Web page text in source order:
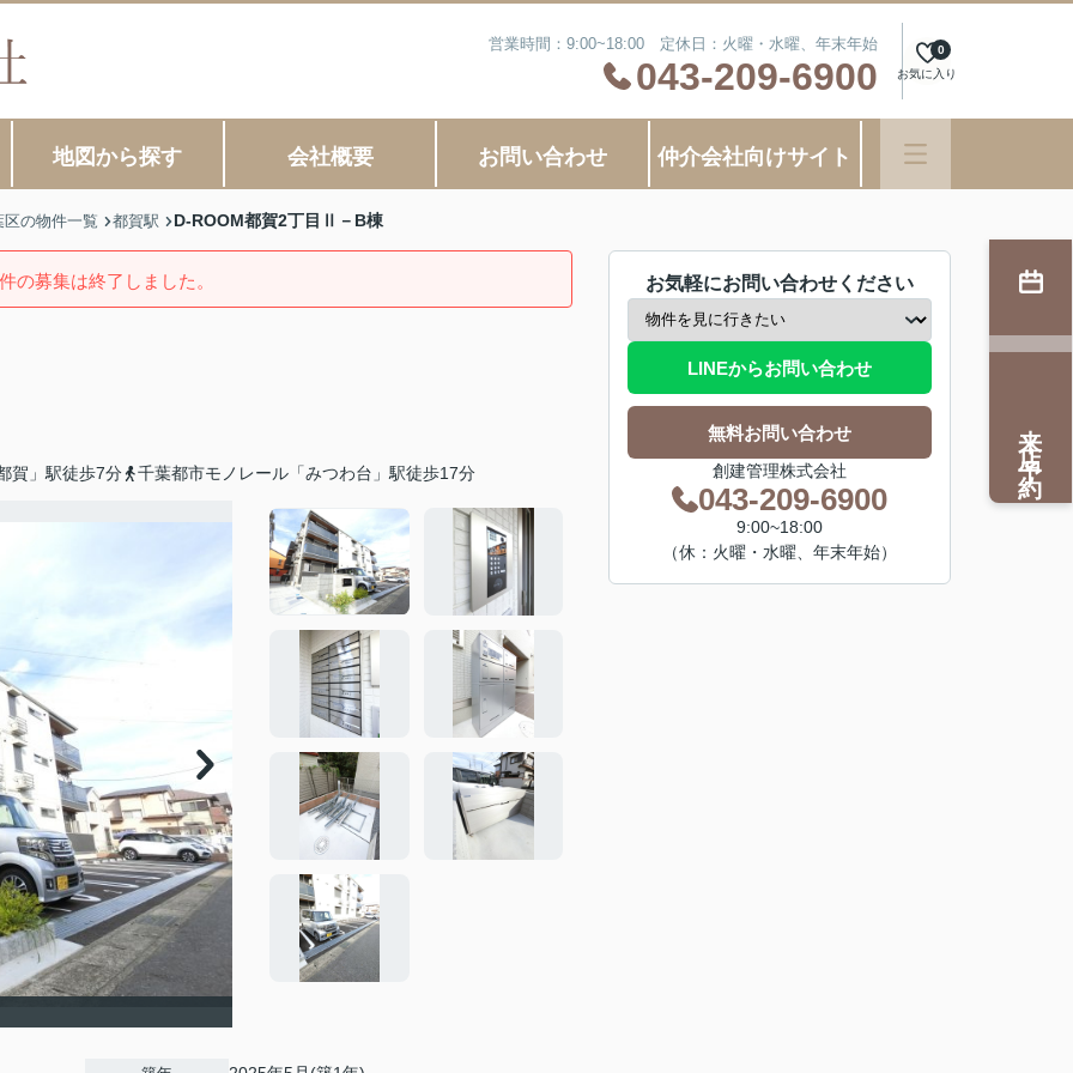
営業時間：9:00~18:00 定休日：火曜・水曜、年末年始
043-209-6900 お気に入り
0
地図から探す 会社概要 お問い合わせ 仲介会社向けサイト
の物件一覧 都賀駅 D-ROOM都賀2丁目Ⅱ－B棟
の募集は終了しました。
賀」駅徒歩7分 千葉都市モノレール「みつわ台」駅徒歩17分
お気軽にお問い合わせください
LINEからお問い合わせ
無料お問い合わせ
創建管理株式会社
043-209-6900
9:00~18:00
（休：火曜・水曜、年末年始）
来店予約